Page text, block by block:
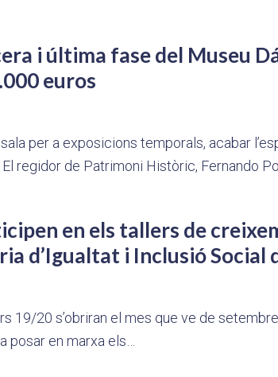
i última fase del Museu
euros
per a exposicions temporals, acabar
regidor de Patrimoni Històric, Fernando
en els tallers de
d’Igualtat i Inclusió Social
19/20 s’obriran el mes que ve de
posar en marxa els…